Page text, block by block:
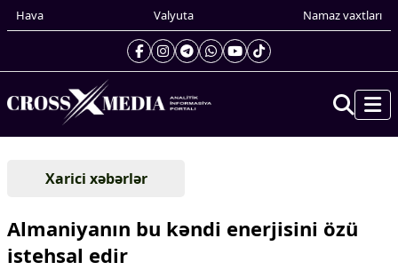
Hava Valyuta Namaz vaxtları
Gündəm
Xarici xəbərlər
Cənubi Qafqaz
Xarici xəbərlər
Almaniyanın bu kəndi enerjisini özü
istehsal edir